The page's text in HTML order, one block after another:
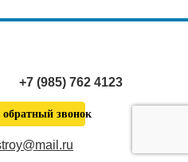
+7 (985) 762 4123
обратный звонок